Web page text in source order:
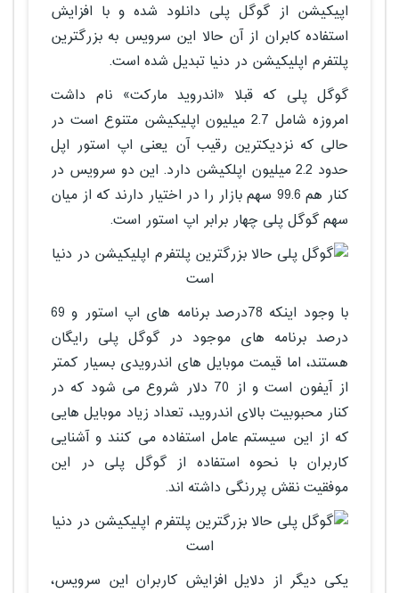
اپیکیشن از گوگل پلی دانلود شده و با افزایش
استفاده کابران از آن حالا این سرویس به بزرگترین
پلتفرم اپلیکیشن در دنیا تبدیل شده است.
گوگل پلی که قبلا «اندروید مارکت» نام داشت
امروزه شامل 2.7 میلیون اپلیکیشن متنوع است در
حالی که نزدیکترین رقیب آن یعنی اپ استور اپل
حدود 2.2 میلیون اپلکیشن دارد. این دو سرویس در
کنار هم 99.6 سهم بازار را در اختیار دارند که از میان
سهم گوگل پلی چهار برابر اپ استور است.
با وجود اینکه 78درصد برنامه های اپ استور و 69
درصد برنامه های موجود در گوگل پلی رایگان
هستند، اما قیمت موبایل های اندرویدی بسیار کمتر
از آیفون است و از 70 دلار شروع می شود که در
کنار محبوبیت بالای اندروید، تعداد زیاد موبایل هایی
که از این سیستم عامل استفاده می کنند و آشنایی
کاربران با نحوه استفاده از گوگل پلی در این
موفقیت نقش پررنگی داشته اند.
یکی دیگر از دلایل افزایش کاربران این سرویس،